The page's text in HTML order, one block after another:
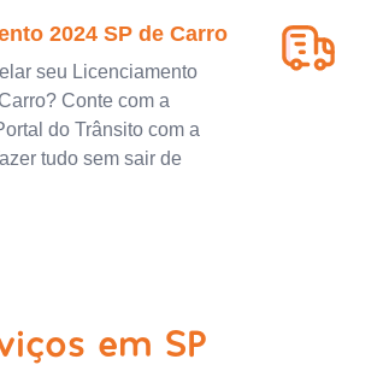
2024 SP de Carro
seu Licenciamento
Conte com a
do Trânsito com a
tudo sem sair de
em SP